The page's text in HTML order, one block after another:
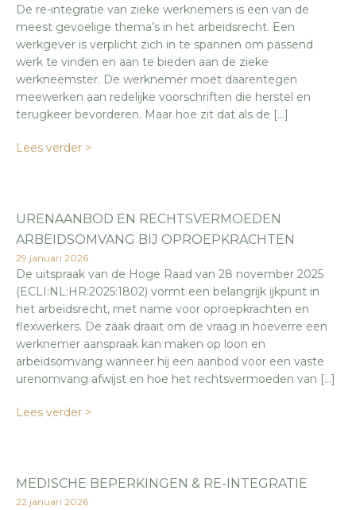
De re-integratie van zieke werknemers is een van de
meest gevoelige thema’s in het arbeidsrecht. Een
werkgever is verplicht zich in te spannen om passend
werk te vinden en aan te bieden aan de zieke
werkneemster. De werknemer moet daarentegen
meewerken aan redelijke voorschriften die herstel en
terugkeer bevorderen. Maar hoe zit dat als de […]
Lees verder >
URENAANBOD EN RECHTSVERMOEDEN
ARBEIDSOMVANG BIJ OPROEPKRACHTEN
29 januari 2026
De uitspraak van de Hoge Raad van 28 november 2025
(ECLI:NL:HR:2025:1802) vormt een belangrijk ijkpunt in
het arbeidsrecht, met name voor oproepkrachten en
flexwerkers. De zaak draait om de vraag in hoeverre een
werknemer aanspraak kan maken op loon en
arbeidsomvang wanneer hij een aanbod voor een vaste
urenomvang afwijst en hoe het rechtsvermoeden van […]
Lees verder >
MEDISCHE BEPERKINGEN & RE-INTEGRATIE
22 januari 2026